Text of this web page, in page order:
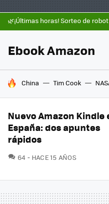
🌿¡Últimas horas! Sorteo de
Ebook Amazon
HOY SE HABLA DE
China Tim Cook
Nuevo Amazon Kindle
España: dos apuntes
rápidos
64 COMENTARIOS
HACE 15 AÑOS